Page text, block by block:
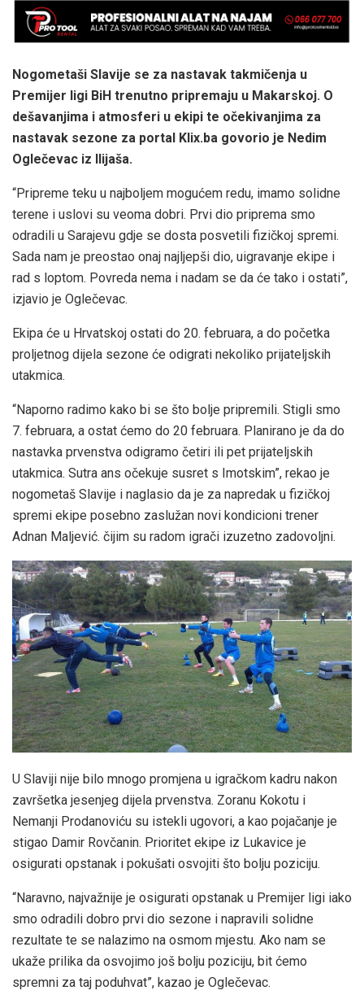
Nogometaši Slavije se za nastavak takmičenja u
Premijer ligi BiH trenutno pripremaju u Makarskoj. O
dešavanjima i atmosferi u ekipi te očekivanjima za
nastavak sezone za portal Klix.ba govorio je Nedim
Oglečevac iz Ilijaša.
“Pripreme teku u najboljem mogućem redu, imamo solidne
terene i uslovi su veoma dobri. Prvi dio priprema smo
odradili u Sarajevu gdje se dosta posvetili fizičkoj spremi.
Sada nam je preostao onaj najljepši dio, uigravanje ekipe i
rad s loptom. Povreda nema i nadam se da će tako i ostati”,
izjavio je Oglečevac.
Ekipa će u Hrvatskoj ostati do 20. februara, a do početka
proljetnog dijela sezone će odigrati nekoliko prijateljskih
utakmica.
“Naporno radimo kako bi se što bolje pripremili. Stigli smo
7. februara, a ostat ćemo do 20 februara. Planirano je da do
nastavka prvenstva odigramo četiri ili pet prijateljskih
utakmica. Sutra ans očekuje susret s Imotskim”, rekao je
nogometaš Slavije i naglasio da je za napredak u fizičkoj
spremi ekipe posebno zaslužan novi kondicioni trener
Adnan Maljević. čijim su radom igrači izuzetno zadovoljni.
U Slaviji nije bilo mnogo promjena u igračkom kadru nakon
završetka jesenjeg dijela prvenstva. Zoranu Kokotu i
Nemanji Prodanoviću su istekli ugovori, a kao pojačanje je
stigao Damir Rovčanin. Prioritet ekipe iz Lukavice je
osigurati opstanak i pokušati osvojiti što bolju poziciju.
“Naravno, najvažnije je osigurati opstanak u Premijer ligi iako
smo odradili dobro prvi dio sezone i napravili solidne
rezultate te se nalazimo na osmom mjestu. Ako nam se
ukaže prilika da osvojimo još bolju poziciju, bit ćemo
spremni za taj poduhvat”, kazao je Oglečevac.